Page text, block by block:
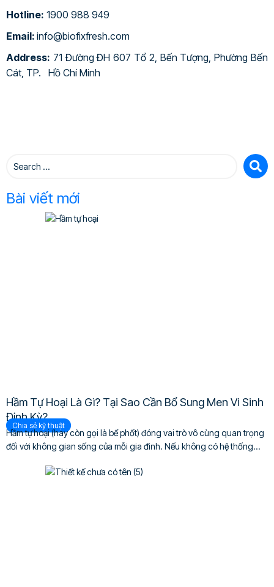
Hotline: 1900 988 949
Email: info@biofixfresh.com
Address: 71 Đường ĐH 607 Tổ 2, Bến Tượng, Phường Bến
Cát, TP. Hồ Chí Minh
Bài viết mới
Hầm Tự Hoại Là Gì? Tại Sao Cần Bổ Sung Men Vi Sinh
Định Kỳ?
Chia sẻ kỹ thuật
Hầm tự hoại (hay còn gọi là bể phốt) đóng vai trò vô cùng quan trọng
đối với không gian sống của mỗi gia đình. Nếu không có hệ thống...